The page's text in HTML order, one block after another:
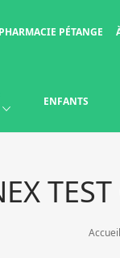
PHARMACIE PÉTANGE
ENFANTS
Accueil